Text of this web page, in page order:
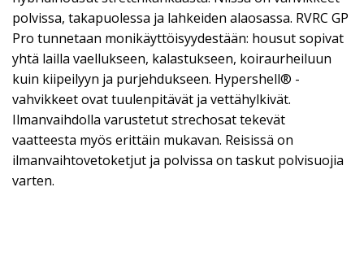
polvissa, takapuolessa ja lahkeiden alaosassa. RVRC GP
Pro tunnetaan monikäyttöisyydestään: housut sopivat
yhtä lailla vaellukseen, kalastukseen, koiraurheiluun
kuin kiipeilyyn ja purjehdukseen. Hypershell® -
vahvikkeet ovat tuulenpitävät ja vettähylkivät.
Ilmanvaihdolla varustetut strechosat tekevät
vaatteesta myös erittäin mukavan. Reisissä on
ilmanvaihtovetoketjut ja polvissa on taskut polvisuojia
varten.